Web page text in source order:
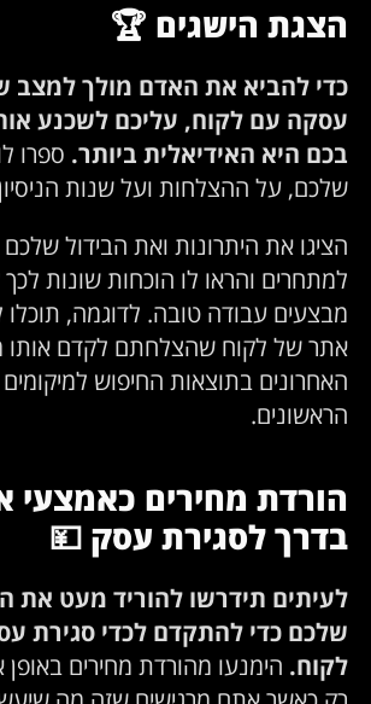
הצגת הישגים 🏆
כדי להביא את האדם מולך למצב
עסקה עם לקוח, עליכם לשכנע
בכם היא האידיאלית ביותר. ספרו
שלכם, על ההצלחות ועל שנות
הציגו את היתרונות ואת הבידול
למתחרים והראו לו הוכחות שונות
מבצעים עבודה טובה. לדוגמה, תוכלו
אתר של לקוח שהצלחתם לקדם אותו
האחרונים בתוצאות החיפוש
הראשונים.
הורדת מחירים כאמצעי
בדרך לסגירת עסק 💴
לעיתים תידרשו להוריד מעט את
שלכם כדי להתקדם לכדי סגירת
לקוח. הימנעו מהורדת מחירים באופן